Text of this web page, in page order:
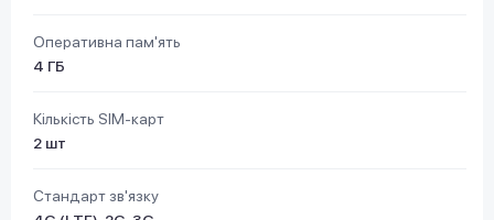
Оперативна пам'ять
4 ГБ
Кількість SIM-карт
2 шт
Стандарт зв'язку